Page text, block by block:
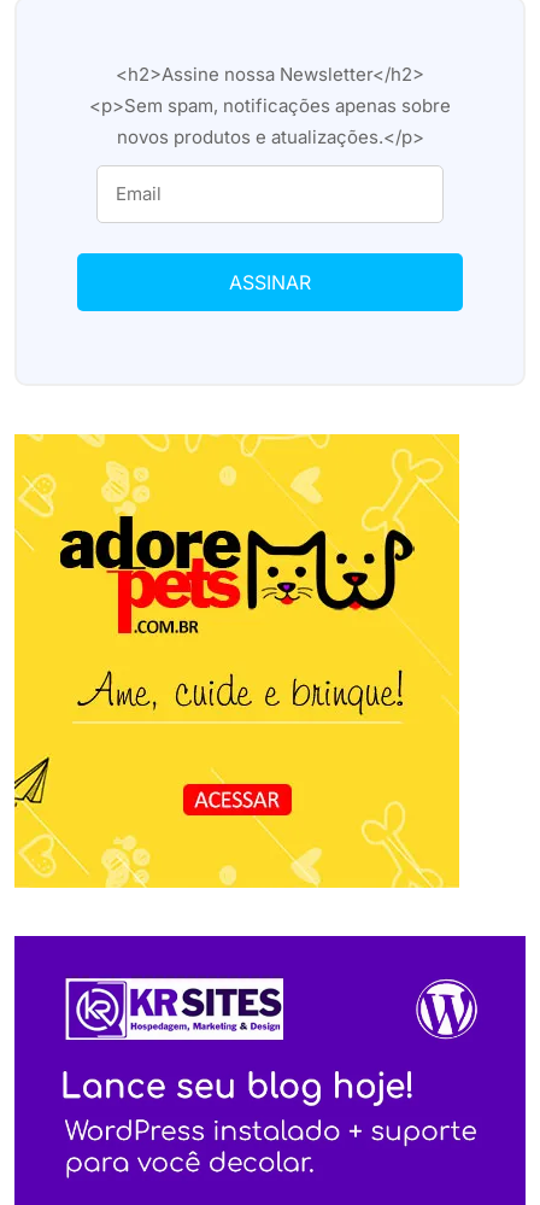
<h2>Assine nossa Newsletter</h2>
<p>Sem spam, notificações apenas sobre
novos produtos e atualizações.</p>
ASSINAR